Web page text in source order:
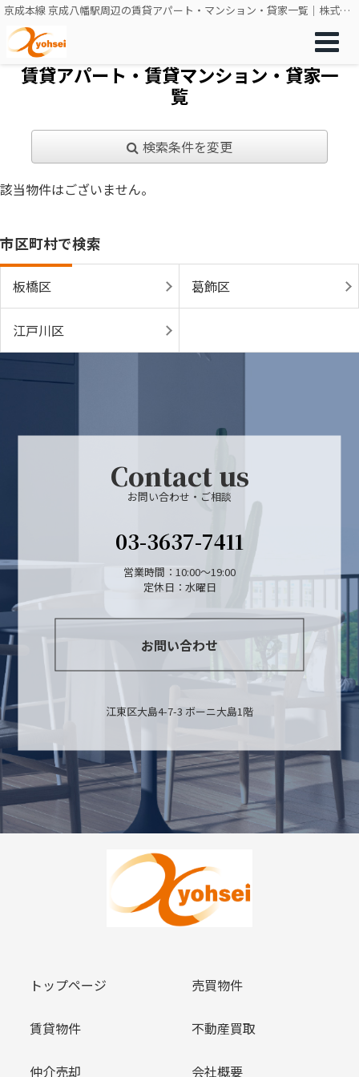
京成本線 京成八幡駅周辺の賃貸アパート・マンション・貸家一覧｜株式会社共成不動産販売
賃貸アパート・賃貸マンション・貸家一
覧
検索条件を変更
該当物件はございません。
市区町村で検索
板橋区 葛飾区
江戸川区
Contact us
お問い合わせ・ご相談
03-3637-7411
営業時間：10:00～19:00
定休日：水曜日
お問い合わせ
江東区大島4-7-3 ボーニ大島1階
トップページ 売買物件
賃貸物件 不動産買取
仲介売却 会社概要